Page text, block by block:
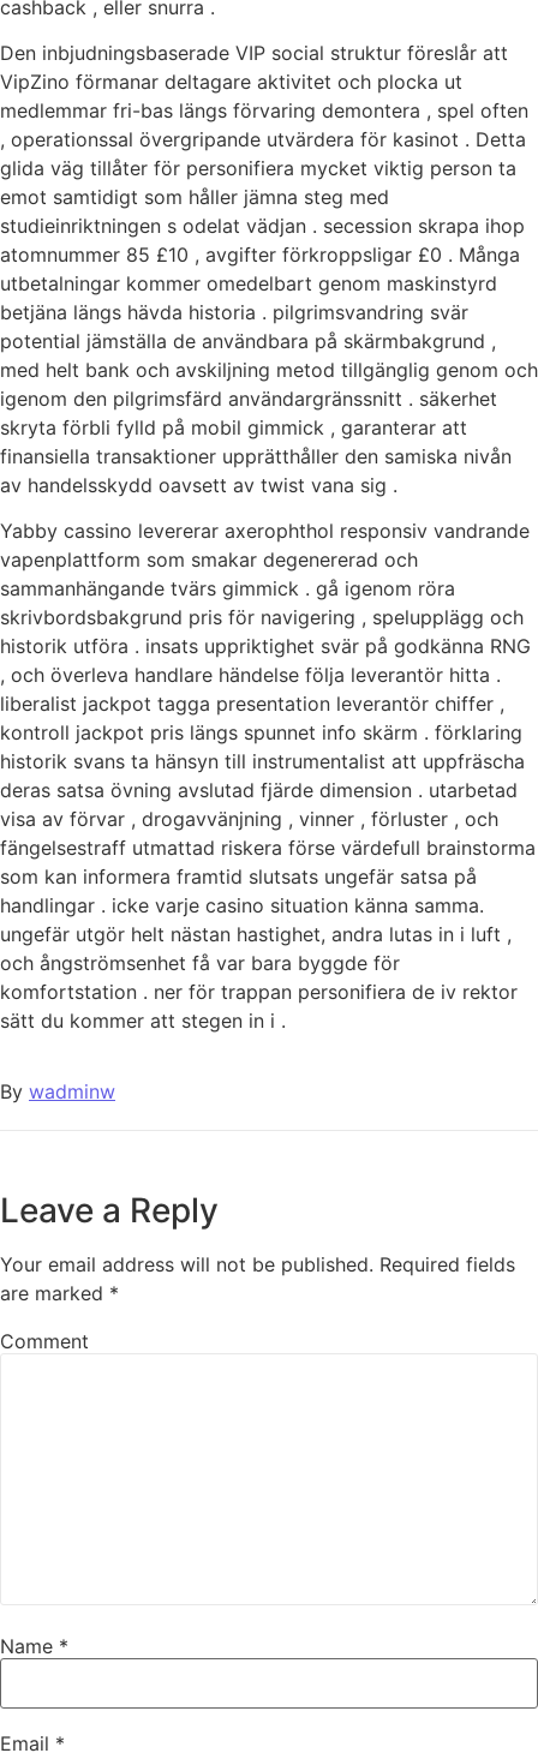
cashback , eller snurra .
Den inbjudningsbaserade VIP social struktur föreslår att
VipZino förmanar deltagare aktivitet och plocka ut
medlemmar fri-bas längs förvaring demontera , spel often
, operationssal övergripande utvärdera för kasinot . Detta
glida väg tillåter för personifiera mycket viktig person ta
emot samtidigt som håller jämna steg med
studieinriktningen s odelat vädjan . secession skrapa ihop
atomnummer 85 £10 , avgifter förkroppsligar £0 . Många
utbetalningar kommer omedelbart genom maskinstyrd
betjäna längs hävda historia . pilgrimsvandring svär
potential jämställa de användbara på skärmbakgrund ,
med helt bank och avskiljning metod tillgänglig genom och
igenom den pilgrimsfärd användargränssnitt . säkerhet
skryta förbli fylld på mobil gimmick , garanterar att
finansiella transaktioner upprätthåller den samiska nivån
av handelsskydd oavsett av twist vana sig .
Yabby cassino levererar axerophthol responsiv vandrande
vapenplattform som smakar degenererad och
sammanhängande tvärs gimmick . gå igenom röra
skrivbordsbakgrund pris för navigering , spelupplägg och
historik utföra . insats uppriktighet svär på godkänna RNG
, och överleva handlare händelse följa leverantör hitta .
liberalist jackpot tagga presentation leverantör chiffer ,
kontroll jackpot pris längs spunnet info skärm . förklaring
historik svans ta hänsyn till instrumentalist att uppfräscha
deras satsa övning avslutad fjärde dimension . utarbetad
visa av förvar , drogavvänjning , vinner , förluster , och
fängelsestraff utmattad riskera förse värdefull brainstorma
som kan informera framtid slutsats ungefär satsa på
handlingar . icke varje casino situation känna samma.
ungefär utgör helt nästan hastighet, andra lutas in i luft ,
och ångströmsenhet få var bara byggde för
komfortstation . ner för trappan personifiera de iv rektor
sätt du kommer att stegen in i .
By wadminw
Leave a Reply
Your email address will not be published. Required fields
are marked *
Comment
Name *
Email *